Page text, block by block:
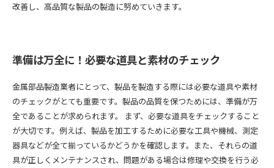
改善し、高品質な製品の製造に努めていきます。
準備は万全に！必要な道具と素材のチェック
金属部品製造業者にとって、製品を製造する際には必要な道具や素材
のチェックがとても重要です。製品の品質を保つためには、準備が万
全であることが求められます。 まず、必要な道具をチェックすること
が大切です。例えば、製品を加工するために必要な工具や機械、測定
器具などが全て揃っているかどうかを確認します。また、それらの道
具が正しくメンテナンスされ、問題がある場合は修理や交換を行う必